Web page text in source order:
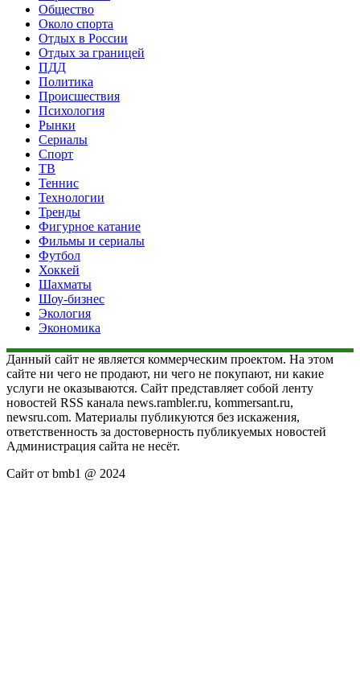
Общество
Около спорта
Отдых в России
Отдых за границей
ПДД
Политика
Происшествия
Психология
Рынки
Сериалы
Спорт
ТВ
Теннис
Технологии
Тренды
Фигурное катание
Фильмы и сериалы
Футбол
Хоккей
Шахматы
Шоу-бизнес
Экология
Экономика
Данный сайт не является коммерческим проектом. На этом
сайте ни чего не продают, ни чего не покупают, ни какие
услуги не оказываются. Сайт представляет собой ленту
новостей RSS канала news.rambler.ru, kommersant.ru,
newsru.com. Материалы публикуются без искажения,
ответственность за достоверность публикуемых новостей
Администрация сайта не несёт.
Сайт от bmb1 @ 2024